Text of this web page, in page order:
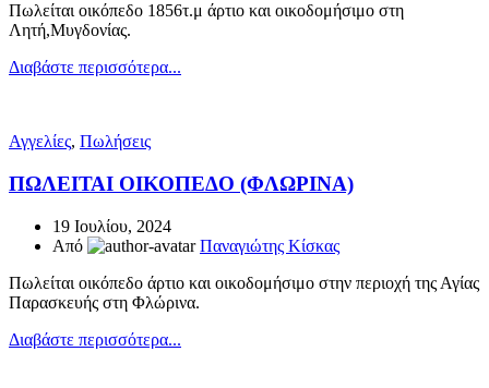
Πωλείται οικόπεδο 1856τ.μ άρτιο και οικοδομήσιμο στη
Λητή,Μυγδονίας.
Διαβάστε περισσότερα...
Αγγελίες, Πωλήσεις
ΠΩΛΕΙΤΑΙ ΟΙΚΟΠΕΔΟ (ΦΛΩΡΙΝΑ)
19 Ιουλίου, 2024
Από
Παναγιώτης Κίσκας
Πωλείται οικόπεδο άρτιο και οικοδομήσιμο στην περιοχή της Αγίας
Παρασκευής στη Φλώρινα.
Διαβάστε περισσότερα...